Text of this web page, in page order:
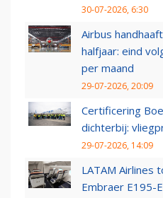
30-07-2026, 6:30
Airbus
halfjaar: eind
per maand
29-07-2026, 20:09
Certificering
dichterbij:
29-07-2026, 14:09
LATAM Airlines
Embraer E195-